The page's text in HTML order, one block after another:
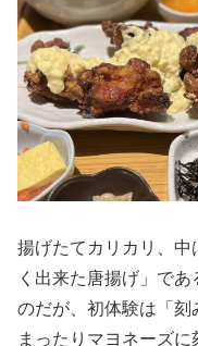
揚げたてカリカリ、
く出来た唐揚げ」で
のだが、初体験は「刻
まったりマヨネーズ